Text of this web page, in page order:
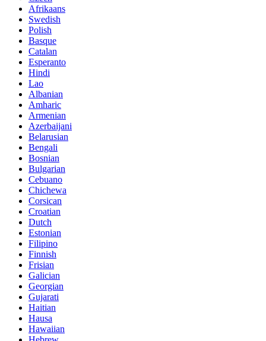
Afrikaans
Swedish
Polish
Basque
Catalan
Esperanto
Hindi
Lao
Albanian
Amharic
Armenian
Azerbaijani
Belarusian
Bengali
Bosnian
Bulgarian
Cebuano
Chichewa
Corsican
Croatian
Dutch
Estonian
Filipino
Finnish
Frisian
Galician
Georgian
Gujarati
Haitian
Hausa
Hawaiian